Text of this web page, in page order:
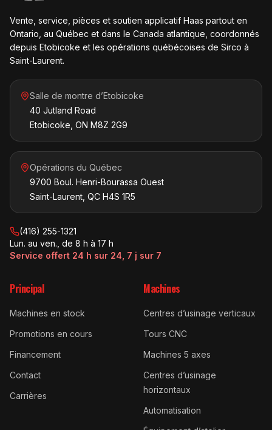
Vente, service, pièces et soutien applicatif Haas partout en
Ontario, au Québec et dans le Canada atlantique, coordonnés
depuis Etobicoke et les opérations québécoises de Sirco à
Saint-Laurent.
Salle de montre d’Etobicoke
40 Jutland Road
Etobicoke, ON M8Z 2G9
Opérations du Québec
9700 Boul. Henri-Bourassa Ouest
Saint-Laurent, QC H4S 1R5
(416) 255-1321
Lun. au ven., de 8 h à 17 h
Service offert 24 h sur 24, 7 j sur 7
Principal
Machines en stock
Promotions en cours
Financement
Contact
Carrières
Machines
Centres d’usinage verticaux
Tours CNC
Machines 5 axes
Centres d’usinage
horizontaux
Automatisation